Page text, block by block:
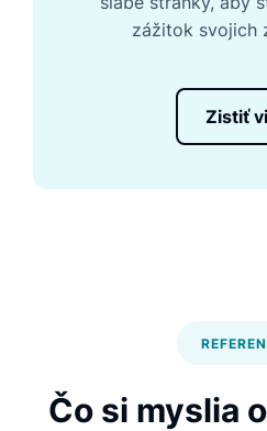
zážitok svojich
Zistiť
Čo si myslia